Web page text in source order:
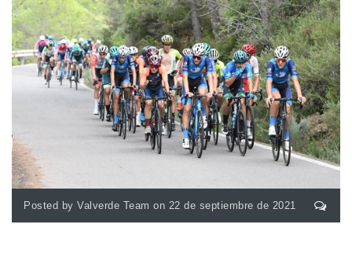
Posted by Valverde Team on 22 de septiembre de 2021